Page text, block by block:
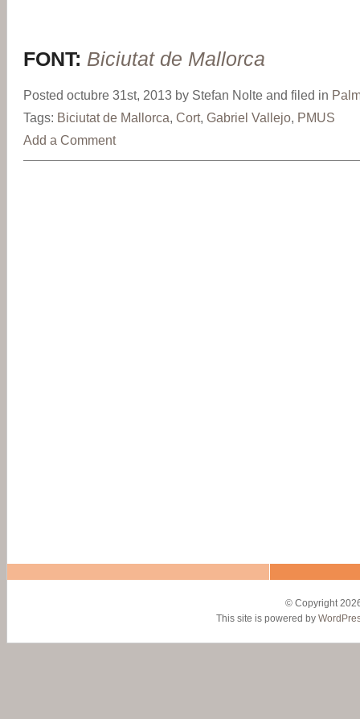
FONT: Biciutat de Mallorca
Posted octubre 31st, 2013 by Stefan Nolte and filed in
Tags: Biciutat de Mallorca, Cort, Gabriel Vallejo, PMUS
Add a Comment
© Copyright
This site is powered by